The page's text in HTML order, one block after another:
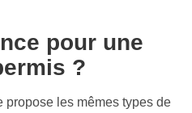
pour une
?
propose les mêmes types de